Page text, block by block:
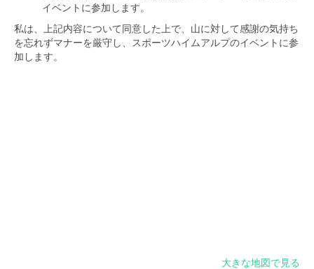
イベントに参加します。
私は、上記内容について同意した上で、山に対して感謝の気持ち
を忘れずマナーを厳守し、スポーツハイムアルプのイベントに参
加します。
大きな地図で見る